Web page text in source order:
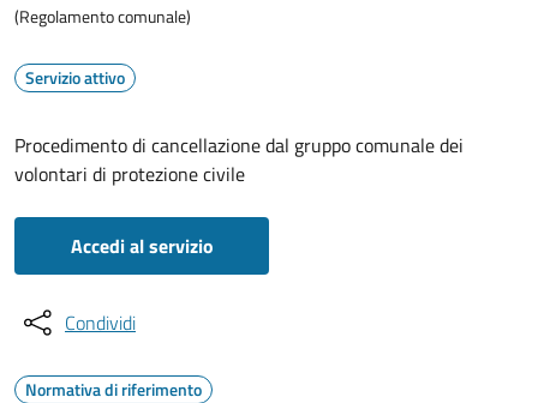
(Regolamento comunale)
Servizio attivo
Procedimento di cancellazione dal gruppo comunale dei
volontari di protezione civile
Accedi al servizio
Condividi
Normativa di riferimento